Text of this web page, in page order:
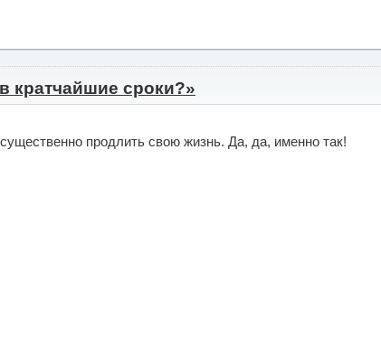
кратчайшие сроки?»
продлить свою жизнь. Да, да, именно так!